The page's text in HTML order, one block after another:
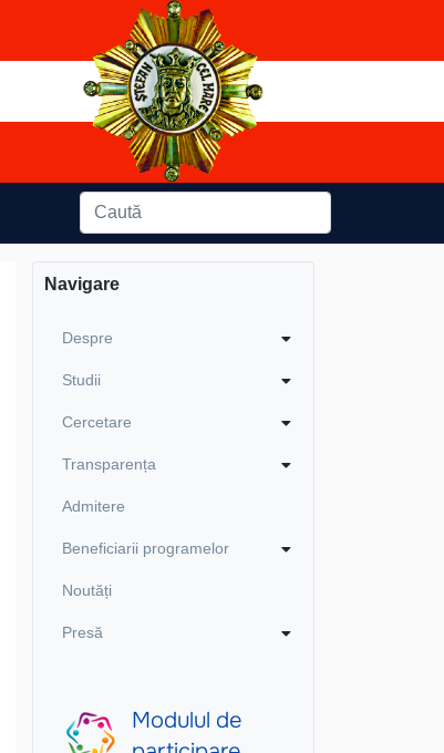
Navigare
Despre
Studii
Cercetare
Transparența
Admitere
Beneficiarii programelor
Noutăți
Presă